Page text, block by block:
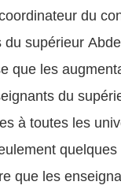
du
supérieur
que les
du
à toutes les
que les